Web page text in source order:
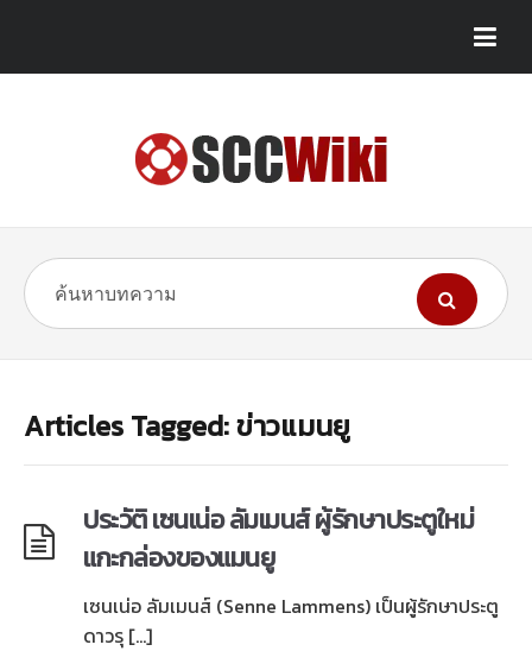
Articles Tagged: ข่าวแมนยู
ประวัติ เซนเน่อ ลัมเมนส์ ผู้รักษาประตูใหม่
แกะกล่องของแมนยู
เซนเน่อ ลัมเมนส์ (Senne Lammens) เป็นผู้รักษาประตู
ดาวรุ […]